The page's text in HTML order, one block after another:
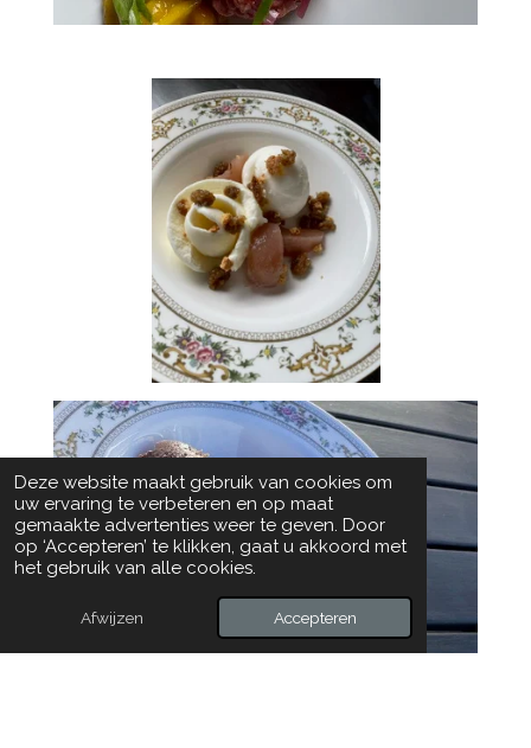
Deze website maakt gebruik van cookies om
uw ervaring te verbeteren en op maat
gemaakte advertenties weer te geven. Door
op ‘Accepteren’ te klikken, gaat u akkoord met
het gebruik van alle cookies.
Afwijzen Accepteren